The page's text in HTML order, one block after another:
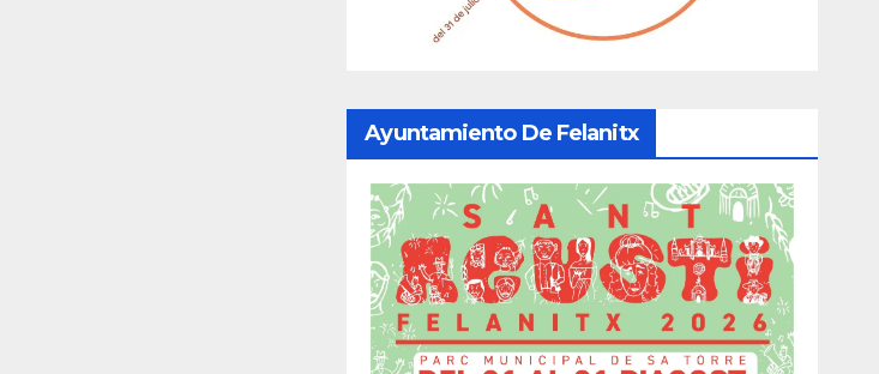
Ayuntamiento De Felanitx